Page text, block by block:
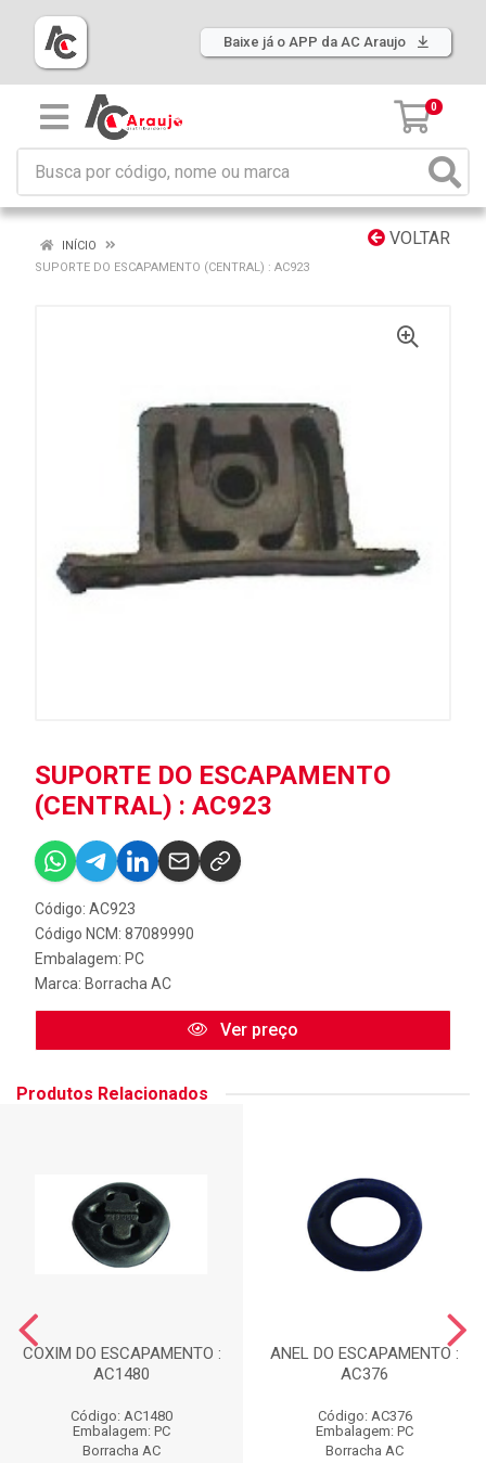
Baixe já o APP da AC Araujo
0
VOLTAR
INÍCIO
SUPORTE DO ESCAPAMENTO (CENTRAL) : AC923
SUPORTE DO ESCAPAMENTO
(CENTRAL) : AC923
Código: AC923
Código NCM: 87089990
Embalagem: PC
Marca: Borracha AC
Ver preço
Produtos Relacionados
COXIM DO ESCAPAMENTO :
AC1480
Código: AC1480
Embalagem: PC
Borracha AC
ANEL DO ESCAPAMENTO :
AC376
Código: AC376
Embalagem: PC
Borracha AC